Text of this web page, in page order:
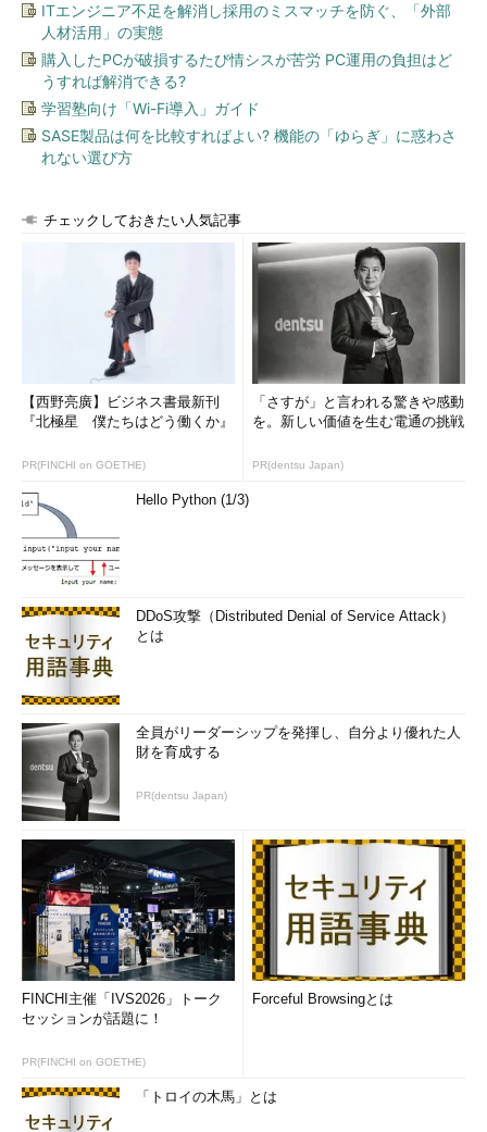
ITエンジニア不足を解消し採用のミスマッチを防ぐ、「外部
人材活用」の実態
購入したPCが破損するたび情シスが苦労 PC運用の負担はど
うすれば解消できる?
学習塾向け「Wi-Fi導入」ガイド
SASE製品は何を比較すればよい? 機能の「ゆらぎ」に惑わさ
れない選び方
チェックしておきたい人気記事
【西野亮廣】ビジネス書最新刊
『北極星 僕たちはどう働くか』
PR(FINCHI on GOETHE)
「さすが」と言われる驚きや感動
を。新しい価値を生む電通の挑戦
PR(dentsu Japan)
Hello Python (1/3)
DDoS攻撃（Distributed Denial of Service Attack）
とは
全員がリーダーシップを発揮し、自分より優れた人
財を育成する
PR(dentsu Japan)
FINCHI主催「IVS2026」トーク
セッションが話題に！
PR(FINCHI on GOETHE)
Forceful Browsingとは
「トロイの木馬」とは